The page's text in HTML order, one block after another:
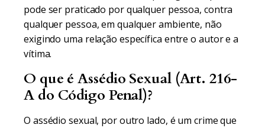
pode ser praticado por qualquer pessoa, contra
qualquer pessoa, em qualquer ambiente, não
exigindo uma relação específica entre o autor e a
vítima.
O que é Assédio Sexual (Art. 216-
A do Código Penal)?
O assédio sexual, por outro lado, é um crime que